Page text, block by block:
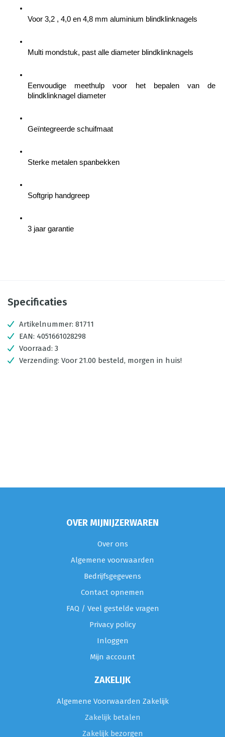
Voor 3,2 , 4,0 en 4,8 mm aluminium blindklinknagels
Multi mondstuk, past alle diameter blindklinknagels
Eenvoudige meethulp voor het bepalen van de
blindklinknagel diameter
Geïntegreerde schuifmaat
Sterke metalen spanbekken
Softgrip handgreep
3 jaar garantie
Specificaties
Artikelnummer: 81711
EAN: 4051661028298
Voorraad: 3
Verzending: Voor 21.00 besteld, morgen in huis!
OVER MIJNIJZERWAREN
Over ons
Algemene voorwaarden
Bedrijfsgegevens
Contact opnemen
FAQ / Veel gestelde vragen
Privacy policy
Inloggen
Mijn account
ZAKELIJK
Algemene Voorwaarden Zakelijk
Zakelijk betalen
Zakelijk bezorgen